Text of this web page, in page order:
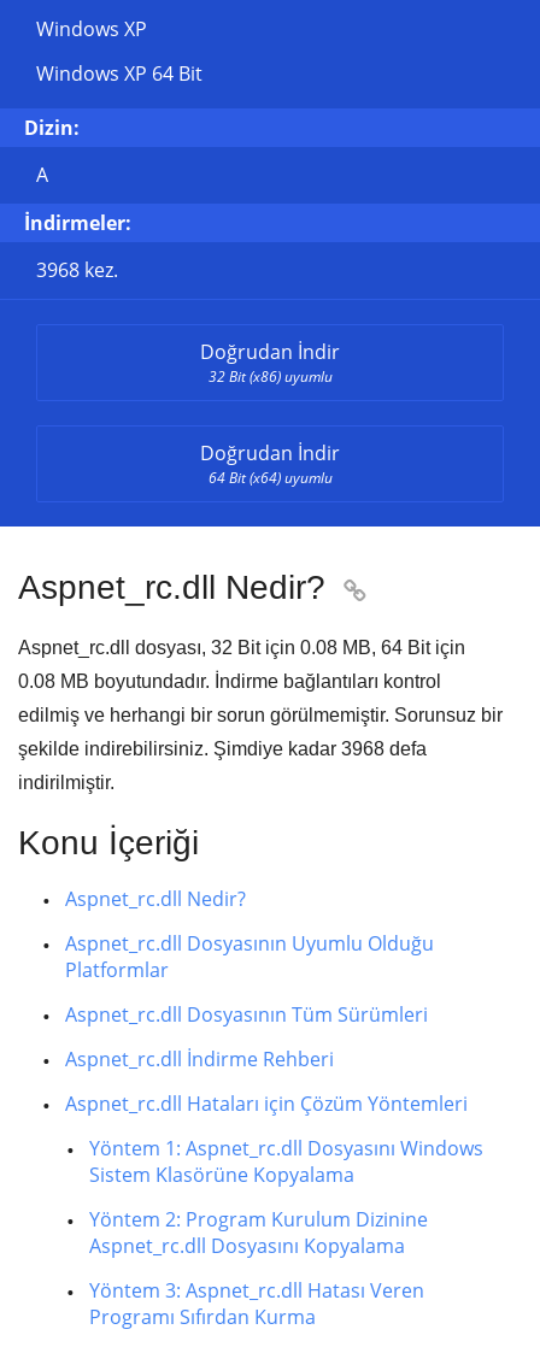
Windows XP
Windows XP 64 Bit
Dizin:
A
İndirmeler:
3968 kez.
Doğrudan İndir
32 Bit (x86) uyumlu
Doğrudan İndir
64 Bit (x64) uyumlu
Aspnet_rc.dll Nedir? 
Aspnet_rc.dll dosyası, 32 Bit için 0.08 MB, 64 Bit için
0.08 MB boyutundadır. İndirme bağlantıları kontrol
edilmiş ve herhangi bir sorun görülmemiştir. Sorunsuz bir
şekilde indirebilirsiniz. Şimdiye kadar 3968 defa
indirilmiştir.
Konu İçeriği
Aspnet_rc.dll Nedir?
Aspnet_rc.dll Dosyasının Uyumlu Olduğu
Platformlar
Aspnet_rc.dll Dosyasının Tüm Sürümleri
Aspnet_rc.dll İndirme Rehberi
Aspnet_rc.dll Hataları için Çözüm Yöntemleri
Yöntem 1: Aspnet_rc.dll Dosyasını Windows
Sistem Klasörüne Kopyalama
Yöntem 2: Program Kurulum Dizinine
Aspnet_rc.dll Dosyasını Kopyalama
Yöntem 3: Aspnet_rc.dll Hatası Veren
Programı Sıfırdan Kurma